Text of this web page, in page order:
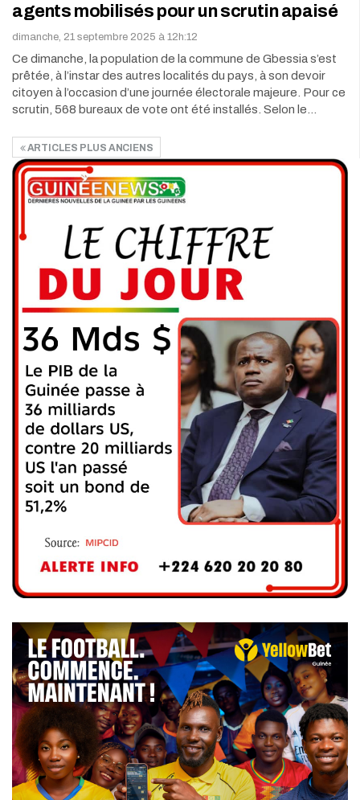
agents mobilisés pour un scrutin apaisé
dimanche, 21 septembre 2025 à 12h:12
Ce dimanche, la population de la commune de Gbessia s’est
prêtée, à l’instar des autres localités du pays, à son devoir
citoyen à l’occasion d’une journée électorale majeure. Pour ce
scrutin, 568 bureaux de vote ont été installés. Selon le…
ARTICLES PLUS ANCIENS